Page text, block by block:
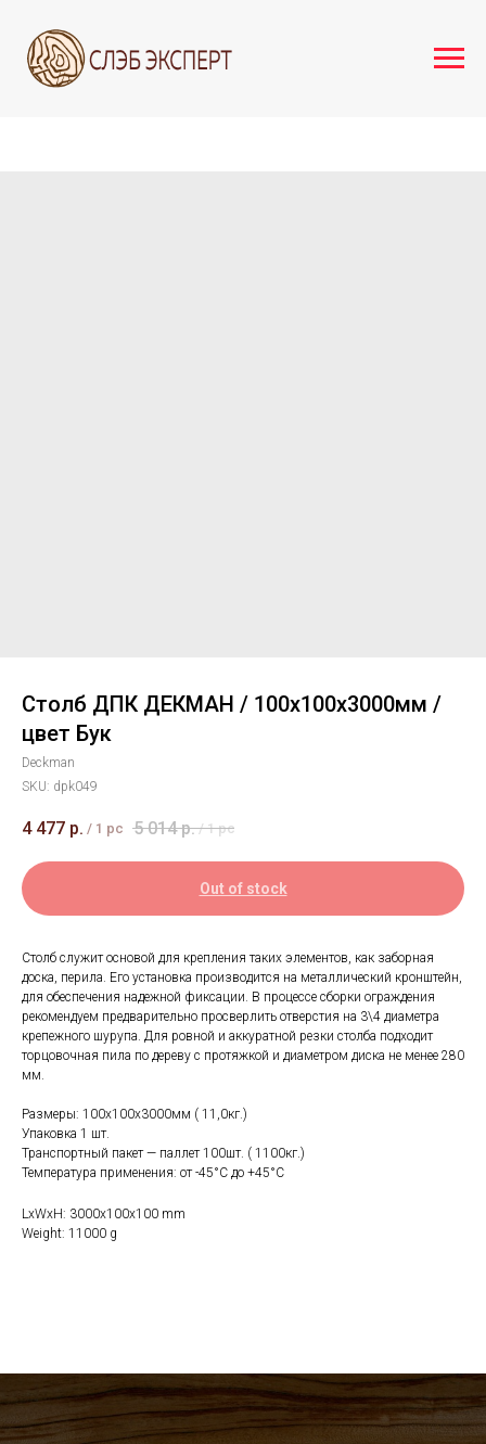
Столб ДПК ДЕКМАН / 100х100х3000мм /
цвет Бук
Deckman
SKU: dpk049
4 477 р. / 1 pc 5 014 р. / 1 pc
Out of stock
Столб служит основой для крепления таких элементов, как заборная
доска, перила. Его установка производится на металлический кронштейн,
для обеспечения надежной фиксации. В процессе сборки ограждения
рекомендуем предварительно просверлить отверстия на 3\4 диаметра
крепежного шурупа. Для ровной и аккуратной резки столба подходит
торцовочная пила по дереву с протяжкой и диаметром диска не менее 280
мм.
Размеры: 100х100х3000мм ( 11,0кг.)
Упаковка 1 шт.
Транспортный пакет — паллет 100шт. ( 1100кг.)
Температура применения: от -45°С до +45°С
LxWxH: 3000x100x100 mm
Weight: 11000 g